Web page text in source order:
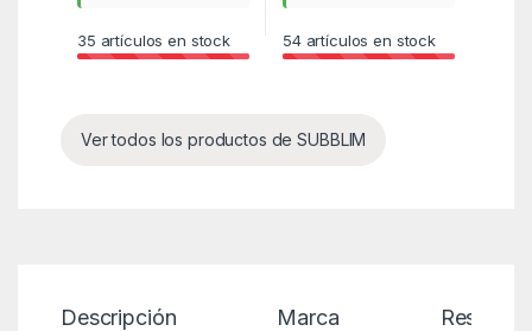
35 artículos en stock 54artículos en stock
Ver todos los productos de SUBBLIM
Descripción Marca Reseñas